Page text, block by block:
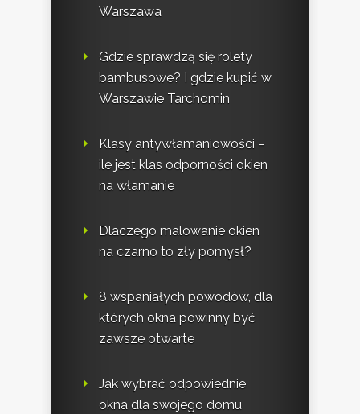
Warszawa
Gdzie sprawdzą się rolety
bambusowe? I gdzie kupić w
Warszawie Tarchomin
Klasy antywłamaniowości –
ile jest klas odporności okien
na włamanie
Dlaczego malowanie okien
na czarno to zły pomysł?
8 wspaniałych powodów, dla
których okna powinny być
zawsze otwarte
Jak wybrać odpowiednie
okna dla swojego domu